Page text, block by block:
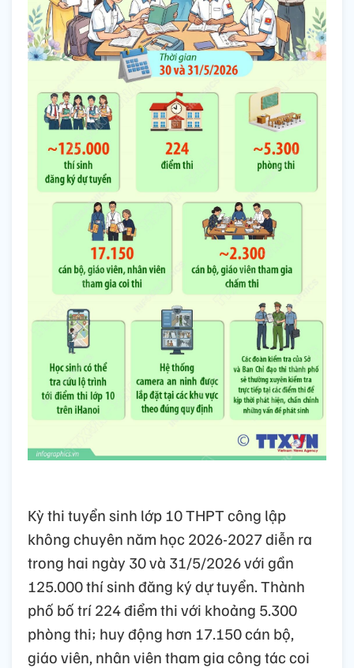
Kỳ thi tuyển sinh lớp 10 THPT công lập
không chuyên năm học 2026-2027 diễn ra
trong hai ngày 30 và 31/5/2026 với gần
125.000 thí sinh đăng ký dự tuyển. Thành
phố bố trí 224 điểm thi với khoảng 5.300
phòng thi; huy động hơn 17.150 cán bộ,
giáo viên, nhân viên tham gia công tác coi